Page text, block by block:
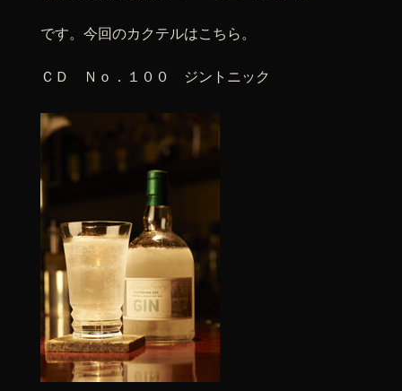
です。今回のカクテルはこちら。
ＣＤ Ｎｏ．１００ ジントニック